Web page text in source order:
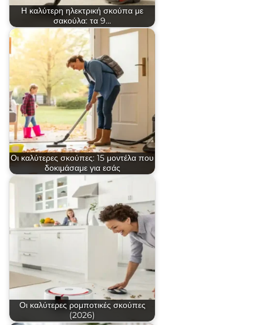
Η καλύτερη ηλεκτρική σκούπα με
σακούλα: τα 9…
Οι καλύτερες σκούπες: 15 μοντέλα που
δοκιμάσαμε για εσάς
Οι καλύτερες ρομποτικές σκούπες
(2026)